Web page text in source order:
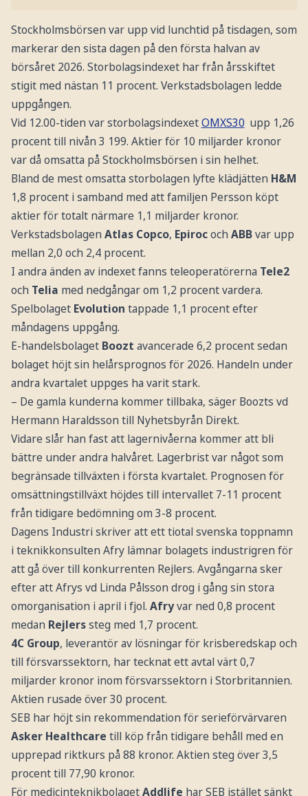
Stockholmsbörsen var upp vid lunchtid på tisdagen, som
markerar den sista dagen på den första halvan av
börsåret 2026. Storbolagsindexet har från årsskiftet
stigit med nästan 11 procent. Verkstadsbolagen ledde
uppgången.
Vid 12.00-tiden var storbolagsindexetOMXS30 upp 1,26
procent till nivån 3 199. Aktier för 10 miljarder kronor
var då omsatta på Stockholmsbörsen i sin helhet.
Bland de mest omsatta storbolagen lyfte klädjätten H&M
1,8 procent i samband med att familjen Persson köpt
aktier för totalt närmare 1,1 miljarder kronor.
Verkstadsbolagen Atlas Copco, Epirococh ABBvar upp
mellan 2,0 och 2,4 procent.
I andra änden av indexet fanns teleoperatörerna Tele2
och Telia med nedgångar om 1,2 procent vardera.
Spelbolaget Evolution tappade 1,1 procent efter
måndagens uppgång.
E-handelsbolaget Boozt avancerade 6,2 procent sedan
bolaget höjt sin helårsprognos för 2026. Handeln under
andra kvartalet uppges ha varit stark.
– De gamla kunderna kommer tillbaka, säger Boozts vd
Hermann Haraldsson till Nyhetsbyrån Direkt.
Vidare slår han fast att lagernivåerna kommer att bli
bättre under andra halvåret. Lagerbrist var något som
begränsade tillväxten i första kvartalet. Prognosen för
omsättningstillväxt höjdes till intervallet 7-11 procent
från tidigare bedömning om 3-8 procent.
Dagens Industri skriver att ett tiotal svenska toppnamn
i teknikkonsulten Afry lämnar bolagets industrigren för
att gå över till konkurrenten Rejlers. Avgångarna sker
efter att Afrys vd Linda Pålsson drog i gång sin stora
omorganisation i april i fjol. Afryvar ned 0,8 procent
medan Rejlerssteg med 1,7 procent.
4C Group, leverantör av lösningar för krisberedskap och
till försvarssektorn, har tecknat ett avtal värt 0,7
miljarder kronor inom försvarssektorn i Storbritannien.
Aktien rusade över 30 procent.
SEB har höjt sin rekommendation för serieförvärvaren
Asker Healthcare till köp från tidigare behåll med en
upprepad riktkurs på 88 kronor. Aktien steg över 3,5
procent till 77,90 kronor.
För medicinteknikbolagetAddlife har SEB istället sänkt